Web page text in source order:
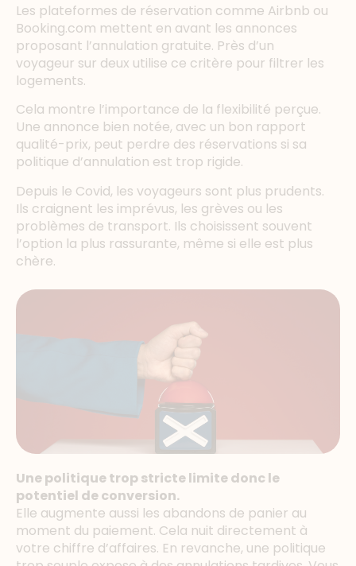
Les plateformes de réservation comme Airbnb ou
Booking.com mettent en avant les annonces
proposant l’annulation gratuite. Près d’un
voyageur sur deux utilise ce critère pour filtrer les
logements.
Cela montre l’importance de la flexibilité perçue.
Une annonce bien notée, avec un bon rapport
qualité-prix, peut perdre des réservations si sa
politique d’annulation est trop rigide.
Depuis le Covid, les voyageurs sont plus prudents.
Ils craignent les imprévus, les grèves ou les
problèmes de transport. Ils choisissent souvent
l’option la plus rassurante, même si elle est plus
chère.
Une politique trop stricte limite donc le
potentiel de conversion.
Elle augmente aussi les abandons de panier au
moment du paiement. Cela nuit directement à
votre chiffre d’affaires. En revanche, une politique